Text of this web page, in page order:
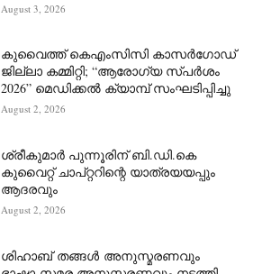
August 3, 2026
കുവൈത്ത് കെഎംസിസി കാസർഗോഡ്
ജില്ലാ കമ്മിറ്റി; “ആരോഗ്യ സ്പർശം
2026” മെഡിക്കൽ ക്യാമ്പ് സംഘടിപ്പിച്ചു
August 2, 2026
ശ്രീകുമാർ പുന്നൂരിന് ബി.ഡി.കെ
കുവൈറ്റ് ചാപ്റ്ററിന്റെ യാത്രയയപ്പും
ആദരവും
August 2, 2026
ശിഹാബ് തങ്ങൾ അനുസ്മരണവും